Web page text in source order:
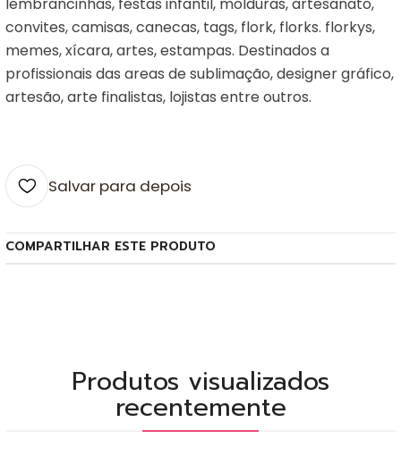
convites, camisas, canecas, tags, flork, florks. florkys,
memes, xícara, artes, estampas. Destinados a
profissionais das areas de sublimação, designer gráfico,
artesão, arte finalistas, lojistas entre outros.
Salvar para depois
COMPARTILHAR ESTE PRODUTO
Produtos visualizados
recentemente